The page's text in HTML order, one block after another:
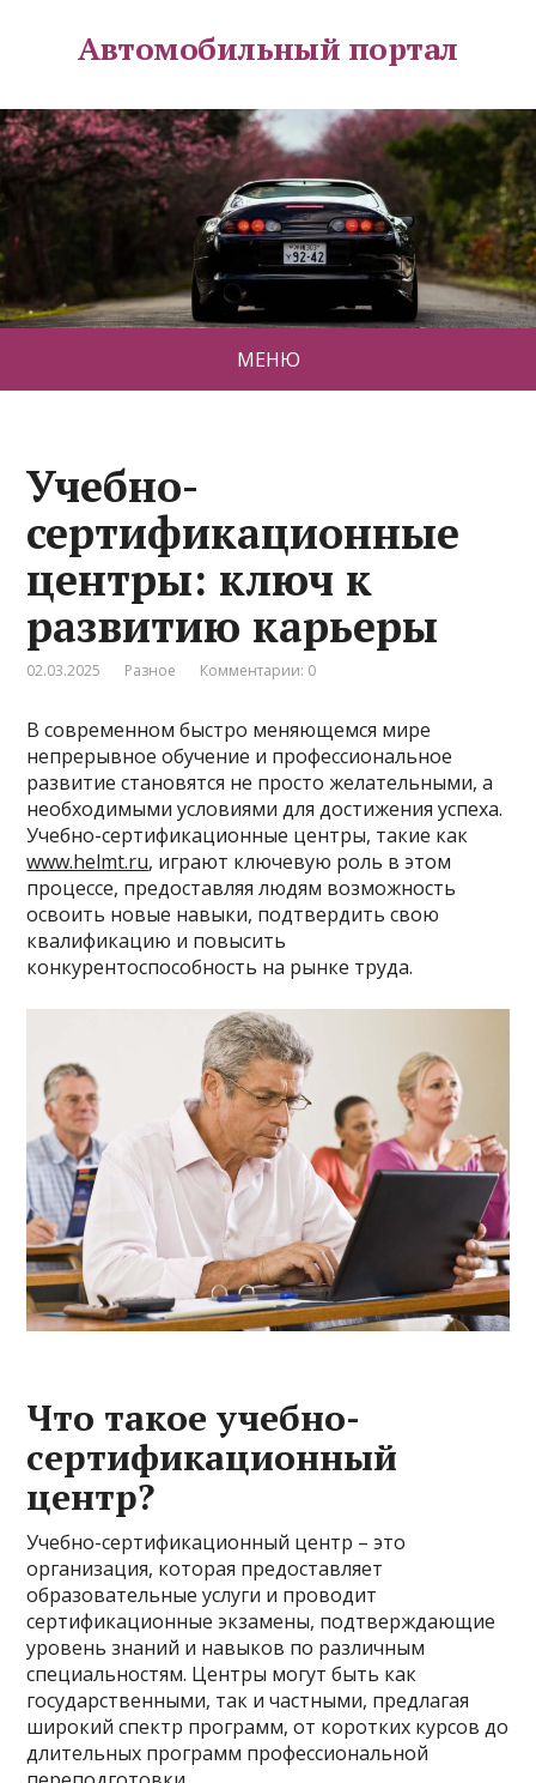
Автомобильный портал
МЕНЮ
Учебно-
сертификационные
центры: ключ к
развитию карьеры
02.03.2025 Разное Комментарии: 0
В современном быстро меняющемся мире
непрерывное обучение и профессиональное
развитие становятся не просто желательными, а
необходимыми условиями для достижения успеха.
Учебно-сертификационные центры, такие как
www.helmt.ru, играют ключевую роль в этом
процессе, предоставляя людям возможность
освоить новые навыки, подтвердить свою
квалификацию и повысить
конкурентоспособность на рынке труда.
Что такое учебно-
сертификационный
центр?
Учебно-сертификационный центр – это
организация, которая предоставляет
образовательные услуги и проводит
сертификационные экзамены, подтверждающие
уровень знаний и навыков по различным
специальностям. Центры могут быть как
государственными, так и частными, предлагая
широкий спектр программ, от коротких курсов до
длительных программ профессиональной